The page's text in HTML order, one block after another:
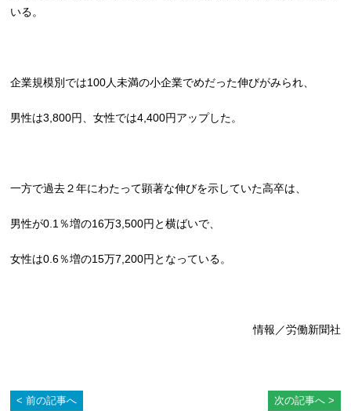
いる。
企業規模別では100人未満の小企業でめだった伸びがみられ、
男性は3,800円、女性では4,400円アップした。
一方で過去２年にわたって顕著な伸びを示していた高卒は、
男性が0.1％増の16万3,500円と横ばいで、
女性は0.6％増の15万7,200円となっている。
情報／労働新聞社
前の記事へ 次の記事へ